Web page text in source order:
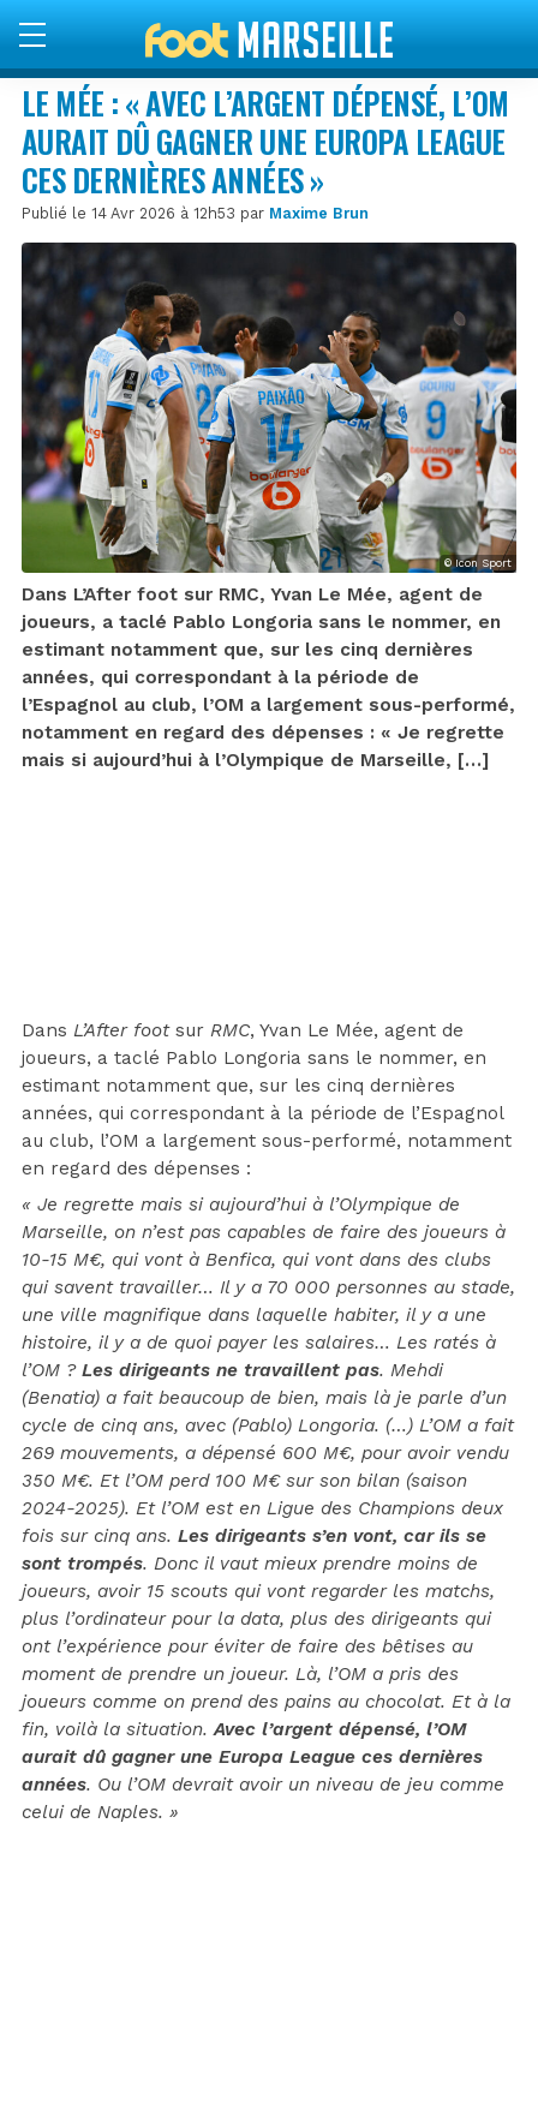
LE MÉE : « AVEC L’ARGENT DÉPENSÉ, L’OM
AURAIT DÛ GAGNER UNE EUROPA LEAGUE
CES DERNIÈRES ANNÉES »
Publié le 14 Avr 2026 à 12h53 par Maxime Brun
© Icon Sport
Dans L’After foot sur RMC, Yvan Le Mée, agent de
joueurs, a taclé Pablo Longoria sans le nommer, en
estimant notamment que, sur les cinq dernières
années, qui correspondant à la période de
l’Espagnol au club, l’OM a largement sous-performé,
notamment en regard des dépenses : « Je regrette
mais si aujourd’hui à l’Olympique de Marseille, […]
Dans L’After footsur RMC, Yvan Le Mée, agent de
joueurs, a taclé Pablo Longoria sans le nommer, en
estimant notamment que, sur les cinq dernières
années, qui correspondant à la période de l’Espagnol
au club, l’OM a largement sous-performé, notamment
en regard des dépenses :
« Je regrette mais si aujourd’hui à l’Olympique de
Marseille, on n’est pas capables de faire des joueurs à
10-15 M€, qui vont à Benfica, qui vont dans des clubs
qui savent travailler… Il y a 70 000 personnes au stade,
une ville magnifique dans laquelle habiter, il y a une
histoire, il y a de quoi payer les salaires… Les ratés à
l’OM ?Les dirigeants ne travaillent pas. Mehdi
(Benatia) a fait beaucoup de bien, mais là je parle d’un
cycle de cinq ans, avec (Pablo) Longoria. (…) L’OM a fait
269 mouvements, a dépensé 600 M€, pour avoir vendu
350 M€. Et l’OM perd 100 M€ sur son bilan (saison
2024-2025). Et l’OM est en Ligue des Champions deux
fois sur cinq ans. Les dirigeants s’en vont, car ils se
sont trompés. Donc il vaut mieux prendre moins de
joueurs, avoir 15 scouts qui vont regarder les matchs,
plus l’ordinateur pour la data, plus des dirigeants qui
ont l’expérience pour éviter de faire des bêtises au
moment de prendre un joueur. Là, l’OM a pris des
joueurs comme on prend des pains au chocolat. Et à la
fin, voilà la situation. Avec l’argent dépensé, l’OM
aurait dû gagner une Europa League ces dernières
années. Ou l’OM devrait avoir un niveau de jeu comme
celui de Naples. »